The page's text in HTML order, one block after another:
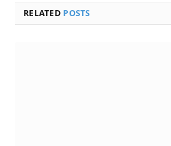
RELATED POSTS